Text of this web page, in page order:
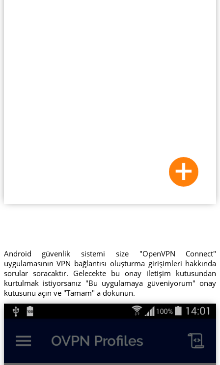
Android güvenlik sistemi size "OpenVPN Connect"
uygulamasının VPN bağlantısı oluşturma girişimleri hakkında
sorular soracaktır. Gelecekte bu onay iletişim kutusundan
kurtulmak istiyorsanız "Bu uygulamaya güveniyorum" onay
kutusunu açın ve "Tamam" a dokunun.